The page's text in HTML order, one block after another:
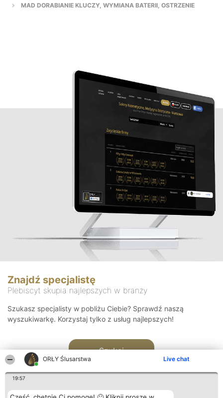
ORŁY Ślusarstwa Live chat
19:57
MAD DORABIANIE KLUCZY, WYMIANA BATERII, OSTRZENIE
Znajdź specjalistę
Plebiscyt skupia najlepszych w branży
Szukasz specjalisty w pobliżu Ciebie? Sprawdź naszą
wyszukiwarkę. Korzystaj tylko z usług najlepszych!
Szukaj